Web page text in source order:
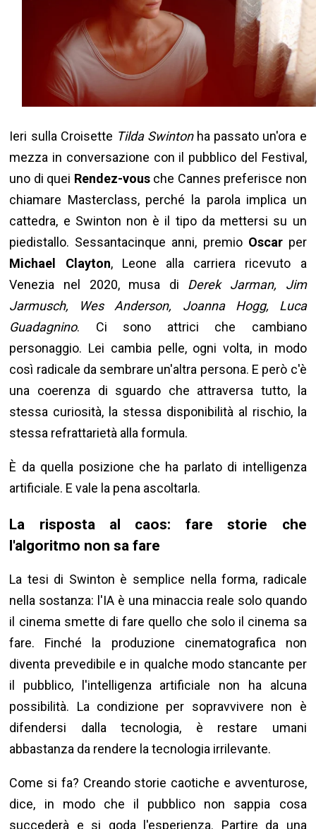
Ieri sulla Croisette Tilda Swintonha passato un'ora e
mezza in conversazione con il pubblico del Festival,
uno di quei Rendez-vousche Cannes preferisce non
chiamare Masterclass, perché la parola implica un
cattedra, e Swinton non è il tipo da mettersi su un
piedistallo. Sessantacinque anni, premio Oscar per
Michael Clayton, Leone alla carriera ricevuto a
Venezia nel 2020, musa di Derek Jarman, Jim
Jarmusch, Wes Anderson, Joanna Hogg, Luca
Guadagnino. Ci sono attrici che cambiano
personaggio. Lei cambia pelle, ogni volta, in modo
così radicale da sembrare un'altra persona. E però c'è
una coerenza di sguardo che attraversa tutto, la
stessa curiosità, la stessa disponibilità al rischio, la
stessa refrattarietà alla formula.
È da quella posizione che ha parlato di intelligenza
artificiale. E vale la pena ascoltarla.
La risposta al caos: fare storie che
l'algoritmo non sa fare
La tesi di Swinton è semplice nella forma, radicale
nella sostanza: l'IA è una minaccia reale solo quando
il cinema smette di fare quello che solo il cinema sa
fare. Finché la produzione cinematografica non
diventa prevedibile e in qualche modo stancante per
il pubblico, l'intelligenza artificiale non ha alcuna
possibilità. La condizione per sopravvivere non è
difendersi dalla tecnologia, è restare umani
abbastanza da rendere la tecnologia irrilevante.
Come si fa? Creando storie caotiche e avventurose,
dice, in modo che il pubblico non sappia cosa
succederà e si goda l'esperienza. Partire da una